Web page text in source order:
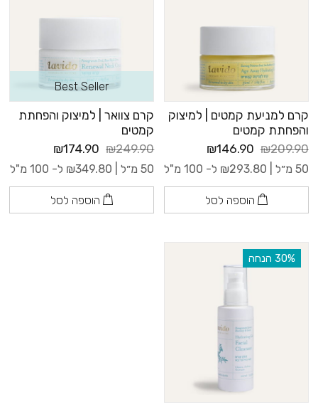
קרם למניעת קמטים | למיצוק
והפחתת קמטים
₪209.90
₪146.90
50 מ״ל | ₪293.80 ל- 100 מ"ל
הוספה לסל
Best Seller
קרם צוואר | למיצוק והפחתת
קמטים
₪249.90
₪174.90
50 מ״ל | ₪349.80 ל- 100 מ"ל
הוספה לסל
‫30% הנחה